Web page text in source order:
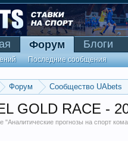
Форум Сообщество UAbets
GOLD RACE -
"Аналитические прогнозы на спорт
Форум
Последние сообщения
Блоги